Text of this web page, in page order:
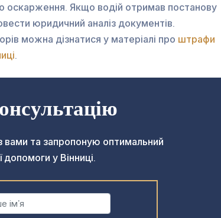
оскарження. Якщо водій отримав постанову
юридичний аналіз документів.
можна дізнатися у матеріалі про штрафи
та запропоную оптимальний
у Вінниці.